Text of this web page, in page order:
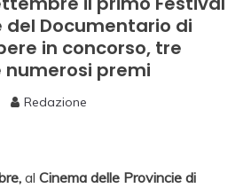
del Documentario di
in concorso, tre
premi
Redazione
al Cinema delle Provincie di